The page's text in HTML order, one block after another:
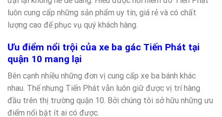
luôn cung cấp những sản phẩm uy tín, giá rẻ và có chất
lượng cao để phục vụ quý khách hàng.
Ưu điểm nổi trội của xe ba gác Tiến Phát tại
quận 10 mang lại
Bên cạnh nhiều những đơn vị cung cấp xe ba bánh khác
nhau. Thế nhưng Tiến Phát vẫn luôn giữ được vị trí hàng
đầu trên thị trường quận 10. Bởi chúng tôi sở hữu những ưu
điểm nổi bật ít ai có được.